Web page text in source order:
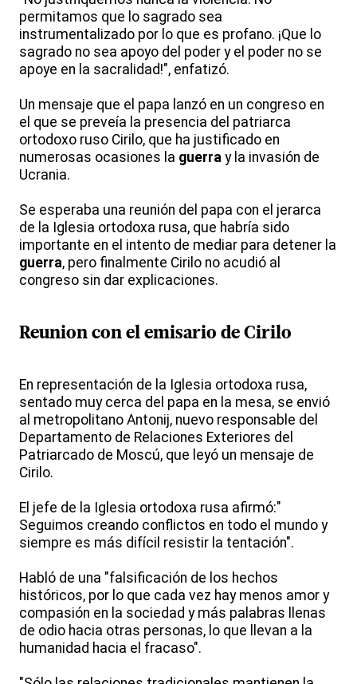
permitamos que lo sagrado sea
instrumentalizado por lo que es profano. ¡Que lo
sagrado no sea apoyo del poder y el poder no se
apoye en la sacralidad!", enfatizó.
Un mensaje que el papa lanzó en un congreso en
el que se preveía la presencia del patriarca
ortodoxo ruso Cirilo, que ha justificado en
numerosas ocasiones la guerra y la invasión de
Ucrania.
Se esperaba una reunión del papa con el jerarca
de la Iglesia ortodoxa rusa, que habría sido
importante en el intento de mediar para detener la
guerra, pero finalmente Cirilo no acudió al
congreso sin dar explicaciones.
Reunion con el emisario de Cirilo
En representación de la Iglesia ortodoxa rusa,
sentado muy cerca del papa en la mesa, se envió
al metropolitano Antonij, nuevo responsable del
Departamento de Relaciones Exteriores del
Patriarcado de Moscú, que leyó un mensaje de
Cirilo.
El jefe de la Iglesia ortodoxa rusa afirmó:"
Seguimos creando conflictos en todo el mundo y
siempre es más difícil resistir la tentación".
Habló de una "falsificación de los hechos
históricos, por lo que cada vez hay menos amor y
compasión en la sociedad y más palabras llenas
de odio hacia otras personas, lo que llevan a la
humanidad hacia el fracaso".